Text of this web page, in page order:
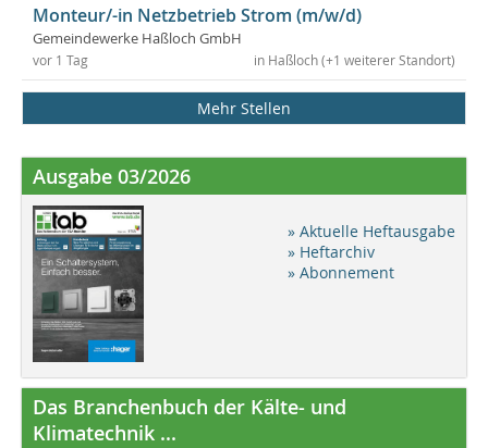
Monteur/-in Netzbetrieb Strom (m/w/d)
Gemeindewerke Haßloch GmbH
in Haßloch (+1 weiterer Standort)
vor 1 Tag
Mehr Stellen
Ausgabe 03/2026
» Aktuelle Heftausgabe
» Heftarchiv
» Abonnement
Das Branchenbuch der Kälte- und
Klimatechnik ...